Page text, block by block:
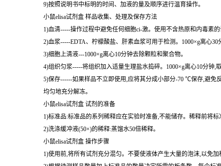
9)按照说明书中标明的时间、加液的量及顺序进行温育操作。
小鼠elisa试剂盒 样品收集、处理及保存方法
1)血清-----操作过程中避免任何细胞ci-激。使用不含热原和内毒素
2)血浆-----EDTA、柠檬酸盐、肝素血浆可用于检测。1000×g离心30
3)细胞上清液---1000×g离心10分钟去除颗粒和聚合物。
4)组织匀浆-----将组织加入适量生理盐水捣碎。1000×g离心10分钟,
5)保存------如果样品不立即使用,应将其分成小部分-70 ℃保存,避
均匀地充分解冻。
小鼠elisa试剂盒 试剂的准备
1)标准品:标准品的系列稀释应在实验时准备,不能储存。稀释前将标
2)洗涤缓冲液(50×)的稀释:蒸馏水50倍稀释。
小鼠elisa试剂盒 操作步骤
1)使用前,将所有试剂充分混匀。不要使液体产生大量的泡沫,以免加